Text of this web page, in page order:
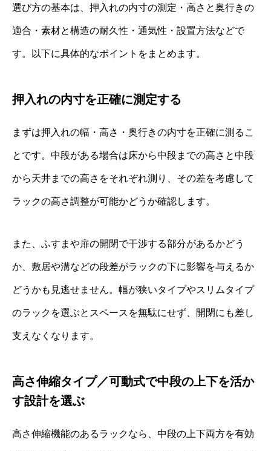
選び方の基本は、押入れの内寸の測定・高さと奥行きの
適合・素材と構造の耐久性・通気性・設置方法などで
す。以下に具体的なポイントをまとめます。
押入れの内寸を正確に測定する
まずは押入れの幅・高さ・奥行きの内寸を正確に測るこ
とです。中段がある場合は床から中段までの高さと中段
から天井までの高さをそれぞれ測り、その差を考慮して
ラックの高さ調整が可能かどうか確認します。
また、ふすまや扉の開閉で干渉する部分があるかどう
か、敷居や溝などの段差がラックの下に影響を与えるか
どうかも見逃せません。幅が狭いタイプやスリムタイプ
のラックを選ぶとスペースを無駄にせず、開閉にも差し
支えなくなります。
高さ伸縮タイプ／可動式で中段の上下を活か
す設計を選ぶ
高さ伸縮機能のあるラックなら、中段の上下両方を有効